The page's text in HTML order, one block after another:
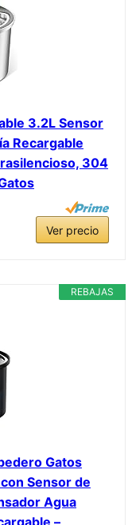
3.2L Sensor
Recargable
304
Ver precio
REBAJAS
Gatos
Sensor de
Agua
–